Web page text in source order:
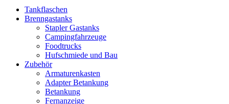
Tankflaschen
Brenngastanks
Stapler Gastanks
Campingfahrzeuge
Foodtrucks
Hufschmiede und Bau
Zubehör
Armaturenkasten
Adapter Betankung
Betankung
Fernanzeige